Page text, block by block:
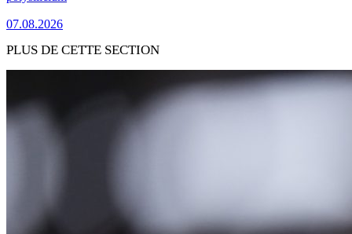
07.08.2026
PLUS DE CETTE SECTION